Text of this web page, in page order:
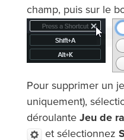
champ, puis sur le
Pour supprimer un
uniquement),
déroulante Jeu de
et sélectionnez